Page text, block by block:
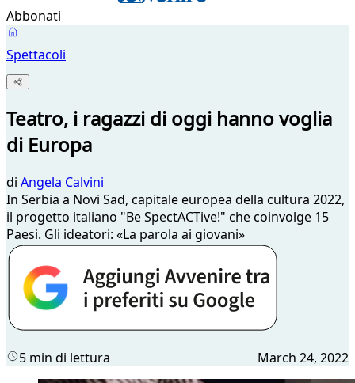
Abbonati
Spettacoli
Teatro, i ragazzi di oggi hanno voglia
di Europa
di Angela Calvini
In Serbia a Novi Sad, capitale europea della cultura 2022,
il progetto italiano "Be SpectACTive!" che coinvolge 15
Paesi. Gli ideatori: «La parola ai giovani»
5 min di lettura March 24, 2022